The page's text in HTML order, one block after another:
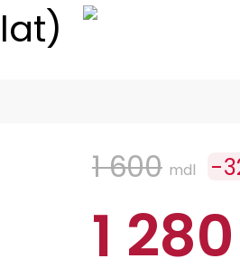
1 600 mdl -
1 280